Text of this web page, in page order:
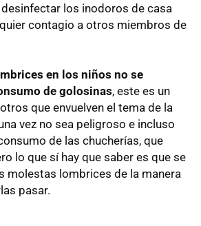
los inodoros de casa
contagio a otros miembros de
en los niños no se
de golosinas, este es un
que envuelven el tema de la
vez no sea peligroso e incluso
de las chucherías, que
lo que sí hay que saber es que se
molestas lombrices de la manera
pasar.